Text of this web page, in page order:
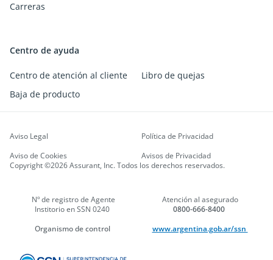
Carreras
Centro de ayuda
Centro de atención al cliente
Libro de quejas
Baja de producto
Copyright ©2026 Assurant, Inc. Todos los derechos reservados.
Aviso Legal
Política de Privacidad
Aviso de Cookies
Avisos de Privacidad
Nº de registro de Agente
Institorio en SSN 0240
Atención al asegurado
0800-666-8400
Organismo de control
www.argentina.gob.ar/ssn